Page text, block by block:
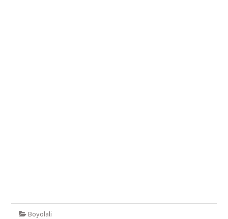
Boyolali